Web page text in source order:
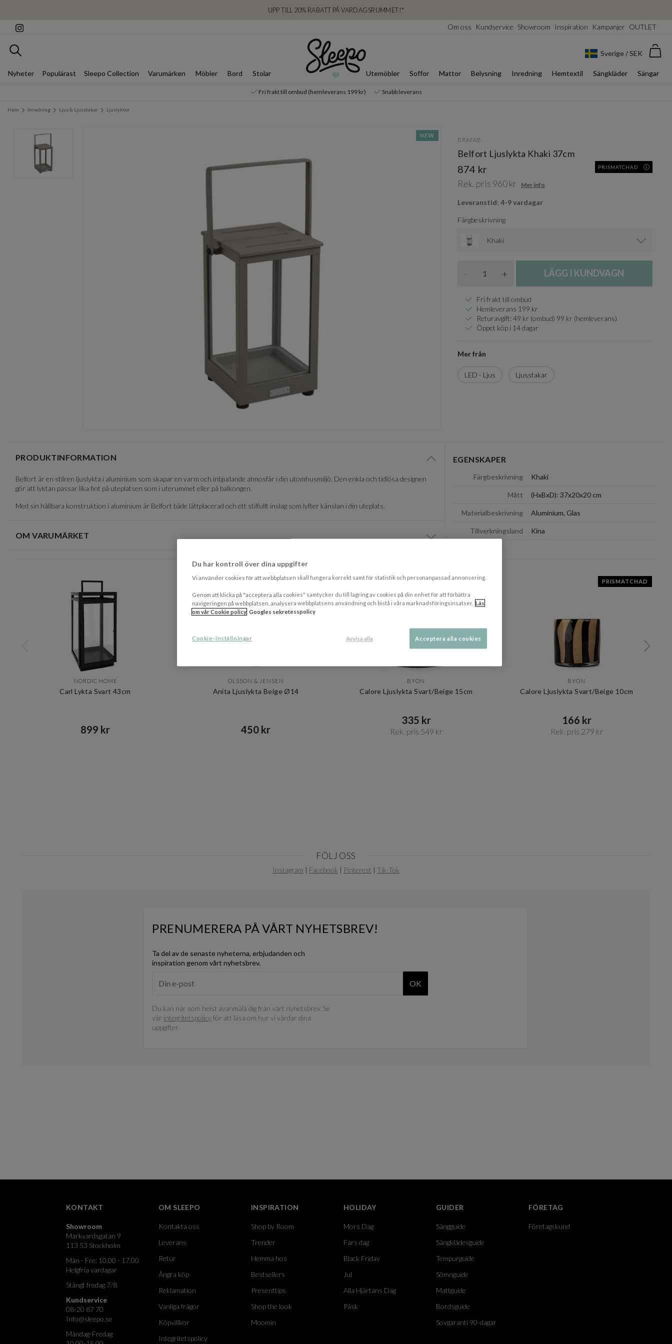
UPP TILL 20% RABATT PÅ VARDAGSRUMMET!*
Om oss Kundservice Showroom Inspiration Kampanjer OUTLET
Sök Sverige / SEK
Nyheter Populärast Sleepo Collection Varumärken Möbler Bord Stolar Utemöbler Soffor Mattor Belysning Inredning Hemtextil Sängkläder Sängar
Fri frakt till ombud (hemleverans 199 kr) Snabb leverans
Hem Inredning Ljus & Ljusstakar Ljuslyktor
1
NEW
BRAFAB
Belfort Ljuslykta Khaki 37cm
874 kr PRISMATCHAD
Rek. pris 960 kr Mer info
Leveranstid: 4-9 vardagar
Färgbeskrivning
Khaki
- + LÄGG I KUNDVAGN
Fri frakt till ombud
Hemleverans 199 kr
Returavgift: 49 kr (ombud) 99 kr (hemleverans)
Öppet köp i 14 dagar
Mer från
LED - Ljus Ljusstakar
PRODUKTINFORMATION
Visa/dölj
Belfort är en stilren ljuslykta i aluminium som skapar en varm och inbjudande atmosfär i din utomhusmiljö. Den enkla och tidlösa designen
gör att lyktan passar lika fint på uteplatsen som i uterummet eller på balkongen.
Med sin hållbara konstruktion i aluminium är Belfort både lättplacerad och ett stilfullt inslag som lyfter känslan i din uteplats.
OM VARUMÄRKET Visa/dölj
EGENSKAPER
Färgbeskrivning Khaki
Mått (HxBxD): 37x20x20 cm
Materialbeskrivning Aluminium, Glas
Tillverkningsland Kina
DU KANSKE OCKSÅ GILLAR
NORDIC HOME
Carl Lykta Svart 43cm
899 kr​​
OLSSON & JENSEN
Anita Ljuslykta Beige Ø14
450 kr​​
PRISMATCHAD
BYON
Calore Ljuslykta Svart/Beige 15cm
335 kr​​
Rek. pris 549 kr​​
PRISMATCHAD
BYON
Calore Ljuslykta Svart/Beige 10cm
166 kr​​
Rek. pris 279 kr​​
FÖLJ OSS
Instagram | Facebook | Pinterest | Tik-Tok
PRENUMERERA PÅ VÅRT NYHETSBREV!
Ta del av de senaste nyheterna, erbjudanden och
inspiration genom vårt nyhetsbrev.
OK
Du kan när som helst avanmäla dig från vårt nyhetsbrev. Se
vår integritetspolicyför att läsa om hur vi vårdar dina
uppgifter.
KONTAKT
Showroom
Markvardsgatan 9
113 53 Stockholm
Mån - Fre: 10.00 - 17.00
Helgfria vardagar
Stängt fredag 7/8
Kundservice
08-20 87 70
Info@sleepo.se
Måndag-Fredag
OM SLEEPO
Kontakta oss
Leverans
Retur
Ångra köp
Reklamation
Vanliga frågor
Köpvillkor
Integritetspolicy
INSPIRATION
Shop by Room
Trender
Hemma hos
Bestsellers
Presenttips
Shop the look
Moomin
HOLIDAY
Mors Dag
Fars dag
Black Friday
Jul
Alla Hjärtans Dag
Påsk
GUIDER
Sängguide
Sängklädesguide
Tempurguide
Sömnguide
Mattguide
Bordsguide
Sovgaranti 90-dagar
FÖRETAG
Företagskund
Du har kontroll över dina uppgifter
Vi använder cookies för att webbplatsen skall fungera korrekt samt för statistik och personanpassad annonsering.
Genom att klicka på "acceptera alla cookies" samtycker du till lagring av cookies på din enhet för att förbättra
navigeringen på webbplatsen, analysera webbplatsens användning och bistå i våra marknadsföringsinsatser. Läs
om vår Cookie policy Googles sekretesspolicy
Cookie-inställningar Avvisa alla Acceptera alla cookies